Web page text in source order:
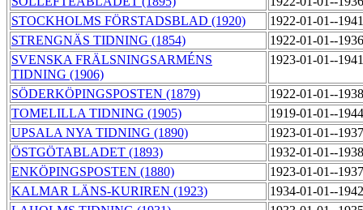
STOCKHOLMS FÖRSTADSBLAD (1920)
1922-01-01--
STRENGNÄS TIDNING (1854)
1922-01-01--
SVENSKA FRÄLSNINGSARMÉNS
TIDNING (1906)
1923-01-01--
SÖDERKÖPINGSPOSTEN (1879)
1922-01-01--
TOMELILLA TIDNING (1905)
1919-01-01--
UPSALA NYA TIDNING (1890)
1923-01-01--
ÖSTGÖTABLADET (1893)
1932-01-01--
ENKÖPINGSPOSTEN (1880)
1923-01-01--
KALMAR LÄNS-KURIREN (1923)
1934-01-01--